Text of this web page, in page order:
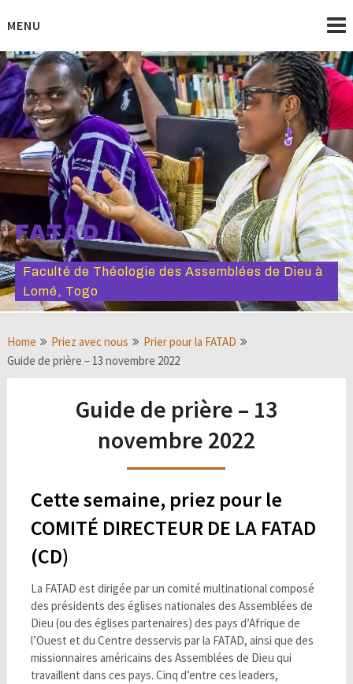
toMENU
FATAD
Faculté de Théologie des Assemblées de Dieu à
Lomé, Togo
Home Priez avec nous
Prier pour la FATAD
Guide de prière – 13 novembre 2022
Guide de prière – 13
novembre 2022
Cette semaine, priez pour le
COMITÉ DIRECTEUR DE LA FATAD
(CD)
La FATAD est dirigée par un comité multinational composé
des présidents des églises nationales des Assemblées de
Dieu (ou des églises partenaires) des pays d’Afrique de
l’Ouest et du Centre desservis par la FATAD, ainsi que des
missionnaires américains des Assemblées de Dieu qui
travaillent dans ces pays. Cinq d’entre ces leaders,